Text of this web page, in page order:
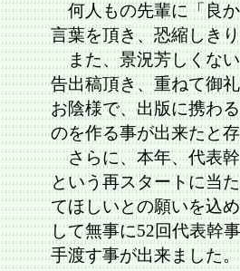
何人もの先輩に「良か
言葉を頂き、恐縮しき
また、景況芳しくない
告出稿頂き、重ねて御
お陰様で、出版に携わ
のを作る事が出来たと
さらに、本年、代表幹
という再スタートに当
てほしいとの願いを込
して無事に52回代表幹
手渡す事が出来ました。